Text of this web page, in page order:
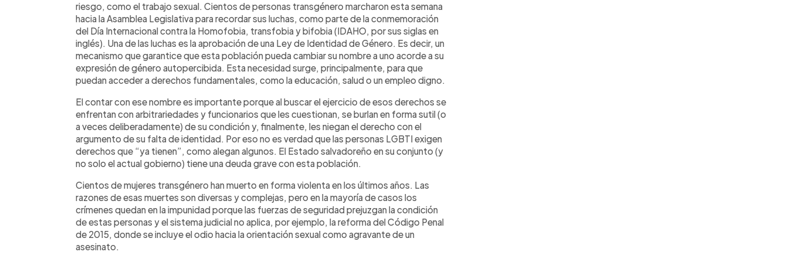
riesgo, como el trabajo sexual. Cientos de personas transgénero marcharon esta semana
hacia la Asamblea Legislativa para recordar sus luchas, como parte de la conmemoración
del Día Internacional contra la Homofobia, transfobia y bifobia (IDAHO, por sus siglas en
inglés). Una de las luchas es la aprobación de una Ley de Identidad de Género. Es decir, un
mecanismo que garantice que esta población pueda cambiar su nombre a uno acorde a su
expresión de género autopercibida. Esta necesidad surge, principalmente, para que
puedan acceder a derechos fundamentales, como la educación, salud o un empleo digno.
El contar con ese nombre es importante porque al buscar el ejercicio de esos derechos se
enfrentan con arbitrariedades y funcionarios que les cuestionan, se burlan en forma sutil (o
a veces deliberadamente) de su condición y, finalmente, les niegan el derecho con el
argumento de su falta de identidad. Por eso no es verdad que las personas LGBTI exigen
derechos que “ya tienen”, como alegan algunos. El Estado salvadoreño en su conjunto (y
no solo el actual gobierno) tiene una deuda grave con esta población.
Cientos de mujeres transgénero han muerto en forma violenta en los últimos años. Las
razones de esas muertes son diversas y complejas, pero en la mayoría de casos los
crímenes quedan en la impunidad porque las fuerzas de seguridad prejuzgan la condición
de estas personas y el sistema judicial no aplica, por ejemplo, la reforma del Código Penal
de 2015, donde se incluye el odio hacia la orientación sexual como agravante de un
asesinato.